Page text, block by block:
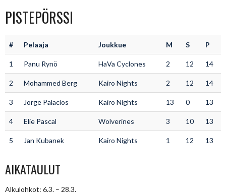
PISTEPÖRSSI
# Pelaaja Joukkue M S P
1 Panu Rynö HaVa Cyclones 2 12 14
2 Mohammed Berg Kairo Nights 2 12 14
3 Jorge Palacios Kairo Nights 13 0 13
4 Elie Pascal Wolverines 3 10 13
5 Jan Kubanek Kairo Nights 1 12 13
AIKATAULUT
Alkulohkot: 6.3. – 28.3.